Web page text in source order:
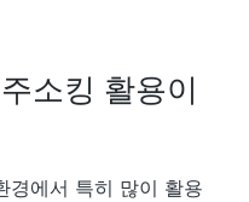
소킹 활용이
경에서 특히 많이 활용